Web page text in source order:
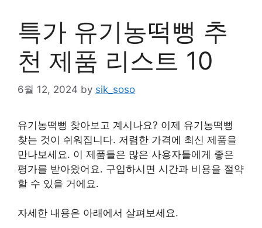
특가 유기농떡뻥 추
천 제품 리스트 10
6월 12, 2024 by sik_soso
유기농떡뻥 찾아보고 계시나요? 이제 유기농떡뻥
찾는 것이 쉬워집니다. 저렴한 가격에 최신 제품을
만나보세요. 이 제품들은 많은 사용자들에게 좋은
평가를 받아왔어요. 구입하시면 시간과 비용을 절약
할 수 있을 거에요.
자세한 내용은 아래에서 살펴보세요.